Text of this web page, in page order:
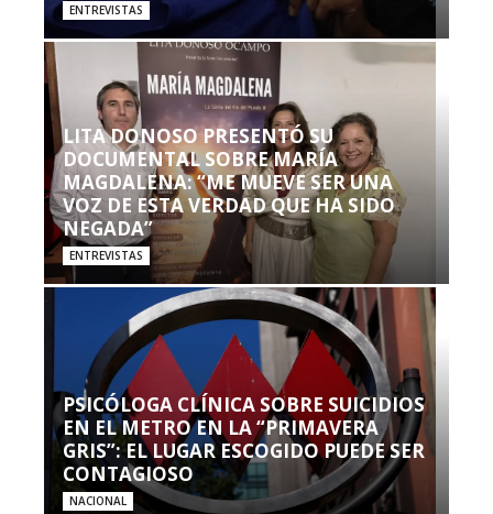
ENTREVISTAS
LITA DONOSO PRESENTÓ SU
DOCUMENTAL SOBRE MARÍA
MAGDALENA: “ME MUEVE SER UNA
VOZ DE ESTA VERDAD QUE HA SIDO
NEGADA”
ENTREVISTAS
PSICÓLOGA CLÍNICA SOBRE SUICIDIOS
EN EL METRO EN LA “PRIMAVERA
GRIS”: EL LUGAR ESCOGIDO PUEDE SER
CONTAGIOSO
NACIONAL